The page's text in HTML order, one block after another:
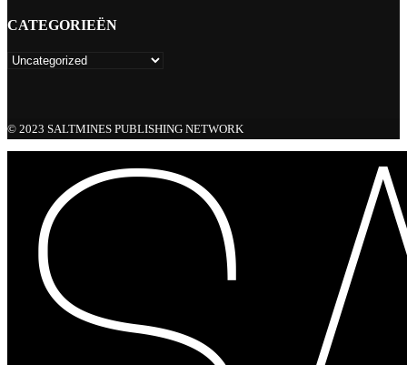
CATEGORIEËN
© 2023 SALTMINES PUBLISHING NETWORK